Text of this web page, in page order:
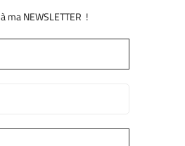
à ma NEWSLETTER !